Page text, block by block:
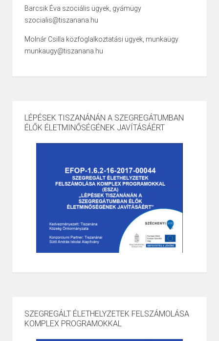
Barcsik Éva szociális ügyek, gyámügy
szocialis@tiszanana.hu
Molnár Csilla közfoglalkoztatási ügyek, munkaügy
munkaugy@tiszanana.hu
LÉPÉSEK TISZANÁNÁN A SZEGREGÁTUMBAN
ÉLŐK ÉLETMINŐSÉGÉNEK JAVÍTÁSÁÉRT
SZEGREGÁLT ÉLETHELYZETEK FELSZÁMOLÁSA
KOMPLEX PROGRAMOKKAL